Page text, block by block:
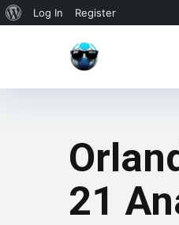
WordPressi
Log In Register
21